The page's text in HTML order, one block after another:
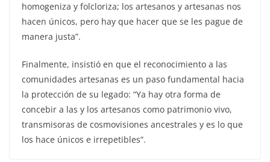
homogeniza y folcloriza; los artesanos y artesanas nos
hacen únicos, pero hay que hacer que se les pague de
manera justa”.
Finalmente, insistió en que el reconocimiento a las
comunidades artesanas es un paso fundamental hacia
la protección de su legado: “Ya hay otra forma de
concebir a las y los artesanos como patrimonio vivo,
transmisoras de cosmovisiones ancestrales y es lo que
los hace únicos e irrepetibles”.